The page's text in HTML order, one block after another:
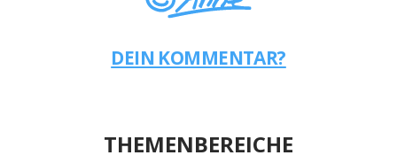
DEIN KOMMENTAR?
THEMENBEREICHE